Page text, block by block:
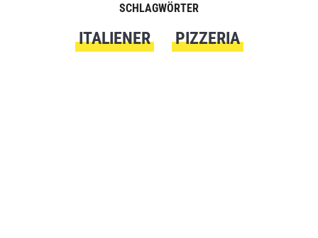
SCHLAGWÖRTER
ITALIENER PIZZERIA